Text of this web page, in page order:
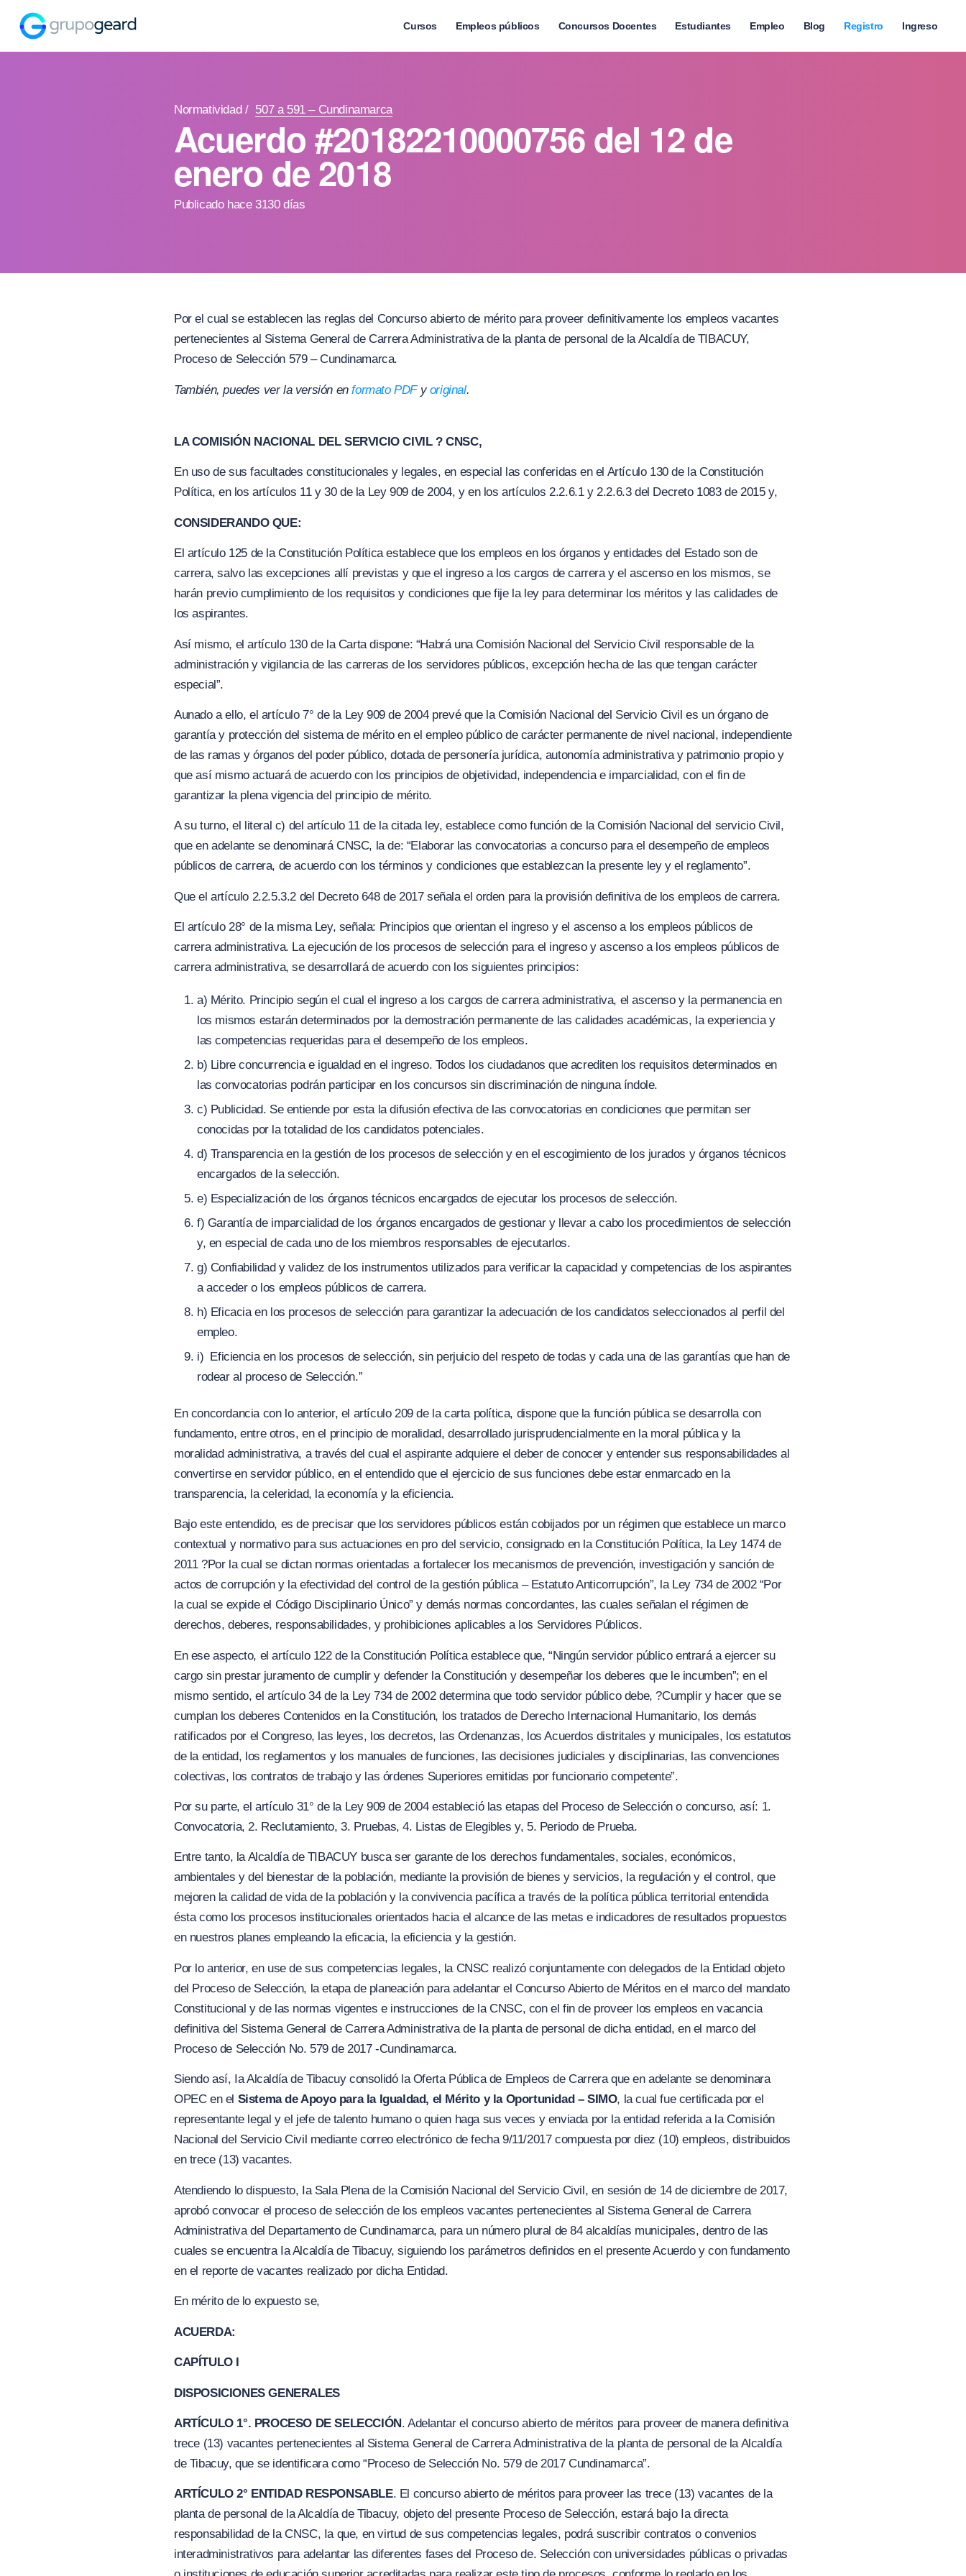
Cursos Empleos públicos Concursos Docentes Estudiantes Empleo Blog Registro Ingreso
Normatividad / 507 a 591 – Cundinamarca
Acuerdo #20182210000756 del 12 de
enero de 2018
Publicado hace 3130 días
Por el cual se establecen las reglas del Concurso abierto de mérito para proveer definitivamente los empleos vacantes
pertenecientes al Sistema General de Carrera Administrativa de la planta de personal de la Alcaldía de TIBACUY,
Proceso de Selección 579 – Cundinamarca.
También, puedes ver la versión enformato PDFyoriginal.
LA COMISIÓN NACIONAL DEL SERVICIO CIVIL ? CNSC,
En uso de sus facultades constitucionales y legales, en especial las conferidas en el Artículo 130 de la Constitución
Política, en los artículos 11 y 30 de la Ley 909 de 2004, y en los artículos 2.2.6.1 y 2.2.6.3 del Decreto 1083 de 2015 y,
CONSIDERANDO QUE:
El artículo 125 de la Constitución Política establece que los empleos en los órganos y entidades del Estado son de
carrera, salvo las excepciones allí previstas y que el ingreso a los cargos de carrera y el ascenso en los mismos, se
harán previo cumplimiento de los requisitos y condiciones que fije la ley para determinar los méritos y las calidades de
los aspirantes.
Así mismo, el artículo 130 de la Carta dispone: “Habrá una Comisión Nacional del Servicio Civil responsable de la
administración y vigilancia de las carreras de los servidores públicos, excepción hecha de las que tengan carácter
especial”.
Aunado a ello, el artículo 7° de la Ley 909 de 2004 prevé que la Comisión Nacional del Servicio Civil es un órgano de
garantía y protección del sistema de mérito en el empleo público de carácter permanente de nivel nacional, independiente
de las ramas y órganos del poder público, dotada de personería jurídica, autonomía administrativa y patrimonio propio y
que así mismo actuará de acuerdo con los principios de objetividad, independencia e imparcialidad, con el fin de
garantizar la plena vigencia del principio de mérito.
A su turno, el literal c) del artículo 11 de la citada ley, establece como función de la Comisión Nacional del servicio Civil,
que en adelante se denominará CNSC, la de: “Elaborar las convocatorias a concurso para el desempeño de empleos
públicos de carrera, de acuerdo con los términos y condiciones que establezcan la presente ley y el reglamento”.
Que el artículo 2.2.5.3.2 del Decreto 648 de 2017 señala el orden para la provisión definitiva de los empleos de carrera.
El artículo 28° de la misma Ley, señala: Principios que orientan el ingreso y el ascenso a los empleos públicos de
carrera administrativa. La ejecución de los procesos de selección para el ingreso y ascenso a los empleos públicos de
carrera administrativa, se desarrollará de acuerdo con los siguientes principios:
a) Mérito. Principio según el cual el ingreso a los cargos de carrera administrativa, el ascenso y la permanencia en
los mismos estarán determinados por la demostración permanente de las calidades académicas, la experiencia y
las competencias requeridas para el desempeño de los empleos.
b) Libre concurrencia e igualdad en el ingreso. Todos los ciudadanos que acrediten los requisitos determinados en
las convocatorias podrán participar en los concursos sin discriminación de ninguna índole.
c) Publicidad. Se entiende por esta la difusión efectiva de las convocatorias en condiciones que permitan ser
conocidas por la totalidad de los candidatos potenciales.
d) Transparencia en la gestión de los procesos de selección y en el escogimiento de los jurados y órganos técnicos
encargados de la selección.
e) Especialización de los órganos técnicos encargados de ejecutar los procesos de selección.
f) Garantía de imparcialidad de los órganos encargados de gestionar y llevar a cabo los procedimientos de selección
y, en especial de cada uno de los miembros responsables de ejecutarlos.
g) Confiabilidad y validez de los instrumentos utilizados para verificar la capacidad y competencias de los aspirantes
a acceder o los empleos públicos de carrera.
h) Eficacia en los procesos de selección para garantizar la adecuación de los candidatos seleccionados al perfil del
empleo.
i) Eficiencia en los procesos de selección, sin perjuicio del respeto de todas y cada una de las garantías que han de
rodear al proceso de Selección.”
En concordancia con lo anterior, el artículo 209 de la carta política, dispone que la función pública se desarrolla con
fundamento, entre otros, en el principio de moralidad, desarrollado jurisprudencialmente en la moral pública y la
moralidad administrativa, a través del cual el aspirante adquiere el deber de conocer y entender sus responsabilidades al
convertirse en servidor público, en el entendido que el ejercicio de sus funciones debe estar enmarcado en la
transparencia, la celeridad, la economía y la eficiencia.
Bajo este entendido, es de precisar que los servidores públicos están cobijados por un régimen que establece un marco
contextual y normativo para sus actuaciones en pro del servicio, consignado en la Constitución Política, la Ley 1474 de
2011 ?Por la cual se dictan normas orientadas a fortalecer los mecanismos de prevención, investigación y sanción de
actos de corrupción y la efectividad del control de la gestión pública – Estatuto Anticorrupción”, la Ley 734 de 2002 “Por
la cual se expide el Código Disciplinario Único”y demás normas concordantes, las cuales señalan el régimen de
derechos, deberes, responsabilidades, y prohibiciones aplicables a los Servidores Públicos.
En ese aspecto, el artículo 122 de la Constitución Política establece que, “Ningún servidor público entrará a ejercer su
cargo sin prestar juramento de cumplir y defender la Constitución y desempeñar los deberes que le incumben”;en el
mismo sentido, el artículo 34 de la Ley 734 de 2002 determina que todo servidor público debe, ?Cumplir y hacer que se
cumplan los deberes Contenidos en la Constitución, los tratados de Derecho Internacional Humanitario, los demás
ratificados por el Congreso, las leyes, los decretos, las Ordenanzas, los Acuerdos distritales y municipales, los estatutos
de la entidad, los reglamentos y los manuales de funciones, las decisiones judiciales y disciplinarias, las convenciones
colectivas, los contratos de trabajo y las órdenes Superiores emitidas por funcionario competente”.
Por su parte, el artículo 31° de la Ley 909 de 2004 estableció las etapas del Proceso de Selección o concurso, así: 1.
Convocatoria, 2. Reclutamiento, 3. Pruebas, 4. Listas de Elegibles y, 5. Periodo de Prueba.
Entre tanto, la Alcaldía de TIBACUY busca ser garante de los derechos fundamentales, sociales, económicos,
ambientales y del bienestar de la población, mediante la provisión de bienes y servicios, la regulación y el control, que
mejoren la calidad de vida de la población y la convivencia pacífica a través de la política pública territorial entendida
ésta como los procesos institucionales orientados hacia el alcance de las metas e indicadores de resultados propuestos
en nuestros planes empleando la eficacia, la eficiencia y la gestión.
Por lo anterior, en use de sus competencias legales, la CNSC realizó conjuntamente con delegados de la Entidad objeto
del Proceso de Selección, la etapa de planeación para adelantar el Concurso Abierto de Méritos en el marco del mandato
Constitucional y de las normas vigentes e instrucciones de la CNSC, con el fin de proveer los empleos en vacancia
definitiva del Sistema General de Carrera Administrativa de Ia planta de personal de dicha entidad, en el marco del
Proceso de Selección No. 579 de 2017 -Cundinamarca.
Siendo así, Ia Alcaldía de Tibacuy consolidó la Oferta Pública de Empleos de Carrera que en adelante se denominara
OPEC en el Sistema de Apoyo para Ia Igualdad, el Mérito y la Oportunidad – SIMO, la cual fue certificada por el
representante legal y el jefe de talento humano o quien haga sus veces y enviada por la entidad referida a la Comisión
Nacional del Servicio Civil mediante correo electrónico de fecha 9/11/2017 compuesta por diez (10) empleos, distribuidos
en trece (13) vacantes.
Atendiendo lo dispuesto, Ia Sala Plena de la Comisión Nacional del Servicio Civil, en sesión de 14 de diciembre de 2017,
aprobó convocar el proceso de selección de los empleos vacantes pertenecientes al Sistema General de Carrera
Administrativa del Departamento de Cundinamarca, para un número plural de 84 alcaldías municipales, dentro de las
cuales se encuentra Ia Alcaldía de Tibacuy, siguiendo los parámetros definidos en el presente Acuerdo y con fundamento
en el reporte de vacantes realizado por dicha Entidad.
En mérito de lo expuesto se,
ACUERDA:
CAPÍTULO I
DISPOSICIONES GENERALES
ARTÍCULO 1°. PROCESO DE SELECCIÓN. Adelantar el concurso abierto de méritos para proveer de manera definitiva
trece (13) vacantes pertenecientes al Sistema General de Carrera Administrativa de la planta de personal de la Alcaldía
de Tibacuy, que se identificara como “Proceso de Selección No. 579 de 2017 Cundinamarca”.
ARTÍCULO 2° ENTIDAD RESPONSABLE. El concurso abierto de méritos para proveer las trece (13) vacantes de la
planta de personal de la Alcaldía de Tibacuy, objeto del presente Proceso de Selección, estará bajo Ia directa
responsabilidad de la CNSC, Ia que, en virtud de sus competencias legales, podrá suscribir contratos o convenios
interadministrativos para adelantar las diferentes fases del Proceso de. Selección con universidades públicas o privadas